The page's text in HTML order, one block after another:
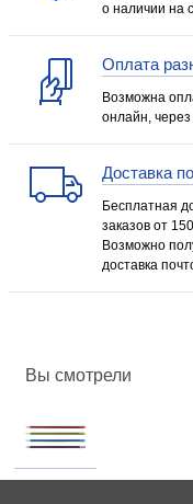
о наличии на
Оплата
Возможна
онлайн,
Доставка
Бесплатная
заказов от
Возможно
доставка
Вы смотрели